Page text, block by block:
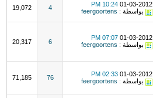
01-03-2012
10:24 PM
بواسطة : feergoortens
4
19,072
01-03-2012
07:07 PM
بواسطة : feergoortens
6
20,317
01-03-2012
02:33 PM
بواسطة : feergoortens
76
71,185